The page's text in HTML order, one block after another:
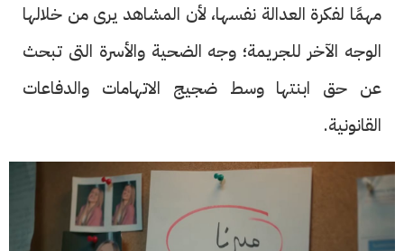
مهمًا لفكرة العدالة نفسها، لأن المشاهد يرى من خلالها
الوجه الآخر للجريمة؛ وجه الضحية والأسرة التى تبحث
عن حق ابنتها وسط ضجيج الاتهامات والدفاعات
القانونية.